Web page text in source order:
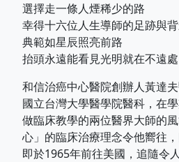
選擇走一條人煙稀少的路
幸得十六位人生導師的足跡與
典範如星辰照亮前路
抬頭永遠能看見光明就在不遠處
和信治癌中心醫院創辦人黃達
國立台灣大學醫學院醫科，在
做臨床教學的兩位醫界大師的
心」的臨床治療理念令他嚮往
即於1965年前往美國，追隨令